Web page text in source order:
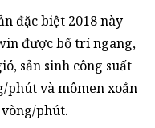
đặc biệt 2018 này
được bố trí ngang,
sản sinh công suất
phút và mômen xoắn
phút.